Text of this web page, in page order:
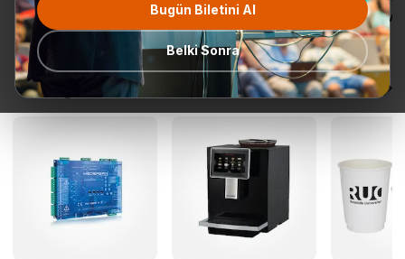
Bugün Biletini Al
Belki Sonra
Kategoriler
Teklif Talebi En popüler
Hazır
Yeni gelenler